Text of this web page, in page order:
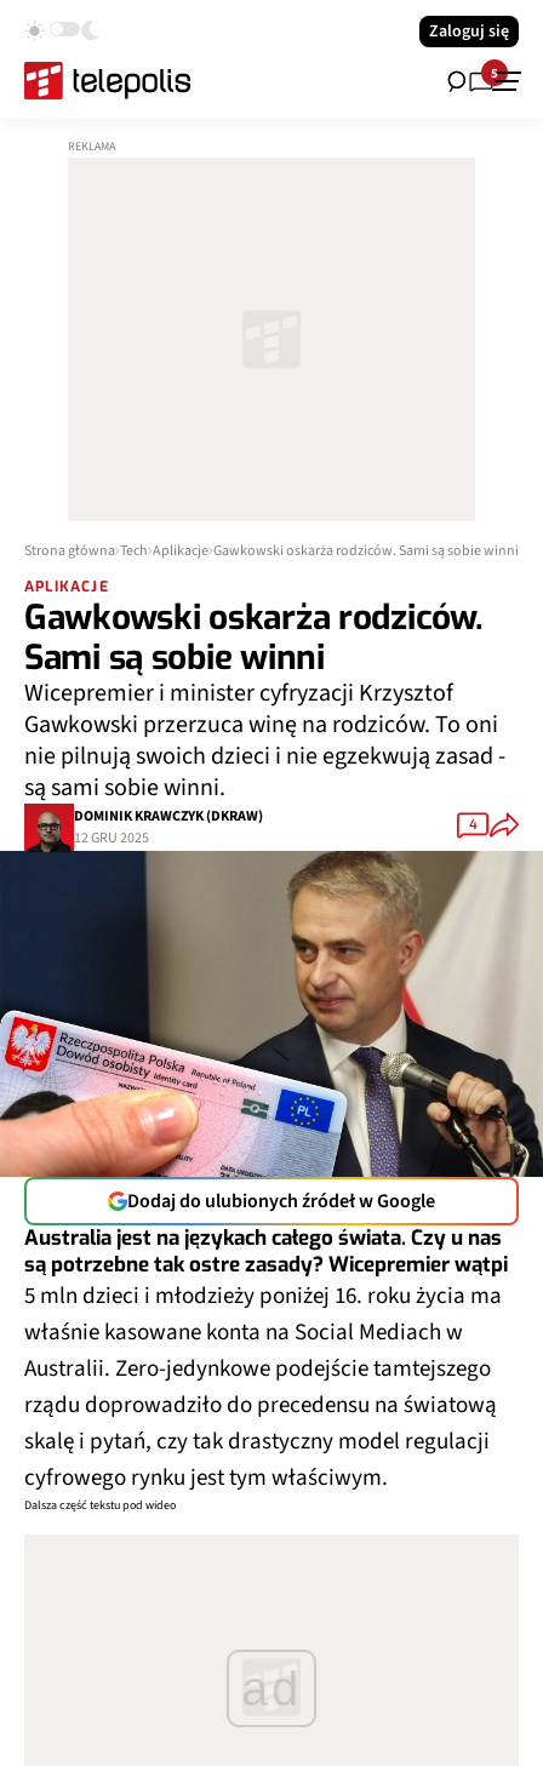
Zaloguj się
5
Strona główna Tech Aplikacje Gawkowski oskarża rodziców. Sami są sobie winni
APLIKACJE
Gawkowski oskarża rodziców.
Sami są sobie winni
Wicepremier i minister cyfryzacji Krzysztof
Gawkowski przerzuca winę na rodziców. To oni
nie pilnują swoich dzieci i nie egzekwują zasad -
są sami sobie winni.
DOMINIK KRAWCZYK (DKRAW)
12 GRU 2025
4
Dodaj do ulubionych źródeł w Google
Australia jest na językach całego świata. Czy u nas
są potrzebne tak ostre zasady? Wicepremier wątpi
5 mln dzieci i młodzieży poniżej 16. roku życia ma
właśnie kasowane konta na Social Mediach w
Australii. Zero-jedynkowe podejście tamtejszego
rządu doprowadziło do precedensu na światową
skalę i pytań, czy tak drastyczny model regulacji
cyfrowego rynku jest tym właściwym.
Dalsza część tekstu pod wideo
ad